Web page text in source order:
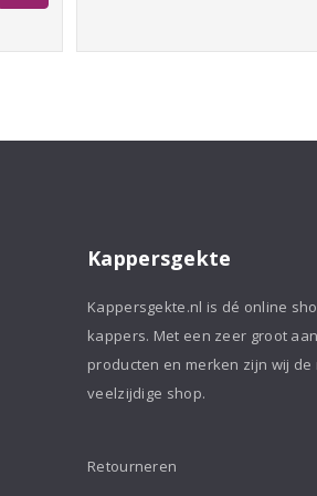
€69,50
Kappersgekte
Kappersgekte.nl is dé online
kappers. Met een zeer groot
producten en merken zijn wij de
veelzijdige shop.
Retourneren